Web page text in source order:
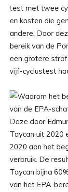
test met twee
en kosten die
andere. Door
bereik van de
een grotere
vijf-cyclustest
Deze door
Taycan uit 2020
2020 aan het
verbruik. De
Taycan bijna
van het EPA-